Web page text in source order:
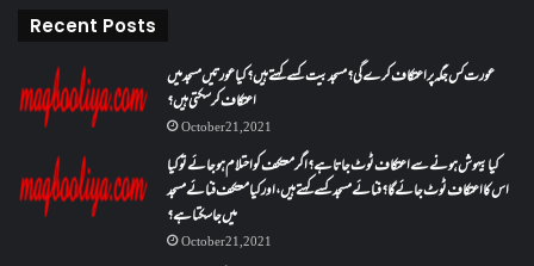
Recent Posts
عورت کس جگہ پر اعتکاف کرے گی؟مسجد بیت کسے کہتے ہیں؟کیا عورتیں مسجد میں
اعتکاف کر سکتی ہیں؟
October 21, 2021
کیا بیہوش ہونے سے اعتکاف ٹوٹ جاتا ہے؟ اگر معتکف کو احتلام ہو جائے تو کیا
اس کا اعتکاف ٹوٹ جائے گا؟فنائے مسجد کسے کہتے ہیں ، اور کیا معتکف فنائے مسجد
میں جا سکتا ہے؟
October 21, 2021